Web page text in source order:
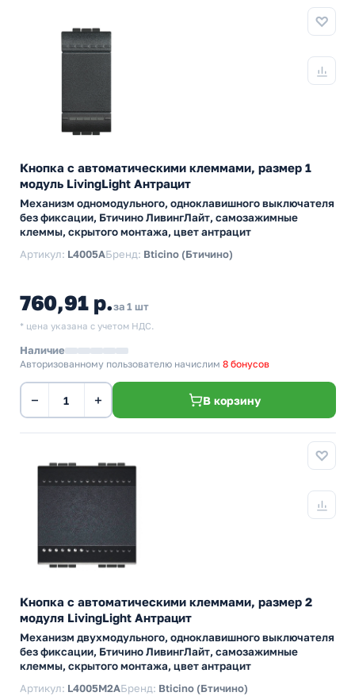
Кнопка с автоматическими клеммами, размер 1
модуль LivingLight Антрацит
Механизм одномодульного, одноклавишного выключателя
без фиксации, Бтичино ЛивингЛайт, самозажимные
клеммы, скрытого монтажа, цвет антрацит
Артикул: L4005AБренд: Bticino (Бтичино)
760,91 р.за 1 шт
* цена указана с учетом НДС.
Наличие
Авторизованному пользователю начислим 8 бонусов
− + В корзину
Кнопка с автоматическими клеммами, размер 2
модуля LivingLight Антрацит
Механизм двухмодульного, одноклавишного выключателя
без фиксации, Бтичино ЛивингЛайт, самозажимные
клеммы, скрытого монтажа, цвет антрацит
Артикул: L4005M2AБренд: Bticino (Бтичино)